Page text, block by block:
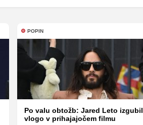
POPIN
Po valu obtožb: Jared Leto izgubil
vlogo v prihajajočem filmu